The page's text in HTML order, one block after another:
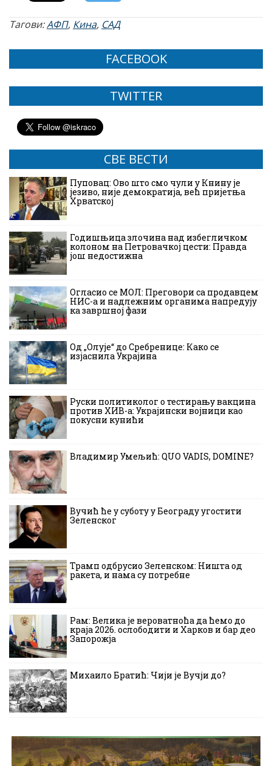
Тагови:АФП, Кина, САД
FACEBOOK
TWITTER
СВЕ ВЕСТИ
Пуповац: Ово што смо чули у Книну је
језиво, није демократија, већ пријетња
Хрватској
Годишњица злочина над избегличком
колоном на Петровачкој цести: Правда
још недостижна
Огласио се МОЛ: Преговори са продавцем
НИС-а и надлежним органима напредују
ка завршној фази
Од „Олује“ до Сребренице: Како се
изјаснила Украјина
Руски политиколог о тестирању вакцина
против ХИВ-а: Украјински војници као
покусни кунићи
Владимир Умељић: QUO VADIS, DOMINE?
Вучић ће у суботу у Београду угостити
Зеленског
Трамп одбрусио Зеленском: Ништа од
ракета, и нама су потребне
Рам: Велика је вероватноћа да ћемо до
краја 2026. ослободити и Харков и бар део
Запорожја
Михаило Братић: Чији је Вучји до?